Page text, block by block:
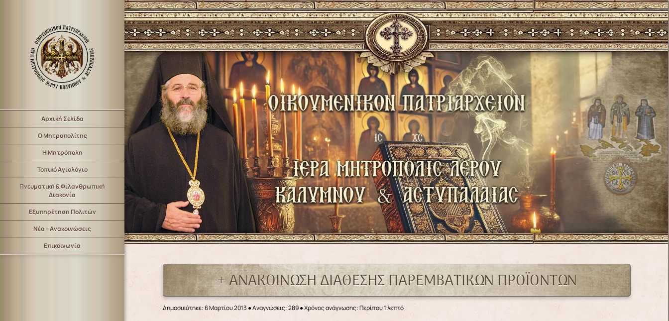
Αρχική Σελίδα
Ο Μητροπολίτης
Η Μητρόπολη
Τοπικό Αγιολόγιο
Πνευματική & Φιλανθρωπική
Διακονία
Εξυπηρέτηση Πολιτών
Νέα – Ανακοινώσεις
Επικοινωνία
+ ΑΝΑΚΟΙΝΩΣΗ ΔΙΑΘΕΣΗΣ ΠΑΡΕΜΒΑΤΙΚΩΝ ΠΡΟΪΟΝΤΩΝ
Δημοσιεύτηκε: 6 Μαρτίου 2013 ●Αναγνώσεις: 289● Χρόνος ανάγνωσης: Περίπου 1 λεπτό